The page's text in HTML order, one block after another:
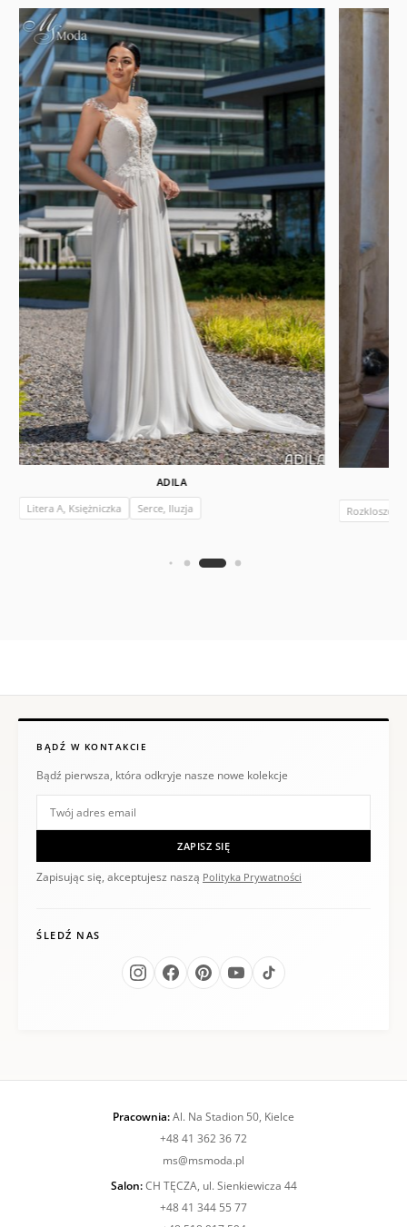
ADILA
Litera A, Księżniczka
Serce, Iluzja
BĄDŹ W KONTAKCIE
Bądź pierwsza, która odkryje nasze nowe kolekcje
ZAPISZ SIĘ
Zapisując się, akceptujesz naszą Polityka Prywatności
ŚLEDŹ NAS
Pracownia:Al. Na Stadion 50, Kielce
+48 41 362 36 72
ms@msmoda.pl
Salon:CH TĘCZA, ul. Sienkiewicza 44
+48 41 344 55 77